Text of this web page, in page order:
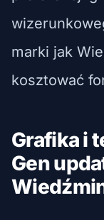
marki jak
kosztować
Grafika i
Gen